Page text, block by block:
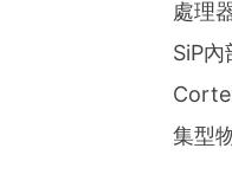
處理
SiP
集型